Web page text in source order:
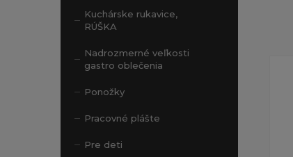
Kuchárske rukavice,
RÚŠKA
Nadrozmerné veľkosti
gastro oblečenia
Ponožky
Pracovné plášte
Pre deti